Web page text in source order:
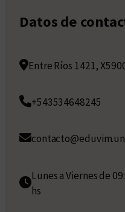
Datos de
Entre Ríos 1421,
+543534648245
Lunes a Viernes de
hs